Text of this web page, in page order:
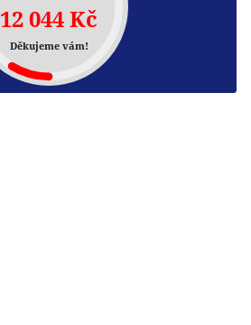
12 044 Kč
Děkujeme vám!